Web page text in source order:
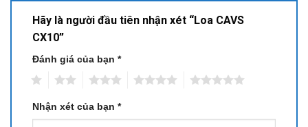
Hãy là người đầu tiên nhận xét “Loa CAVS
CX10”
Đánh giá của bạn *
Nhận xét của bạn *